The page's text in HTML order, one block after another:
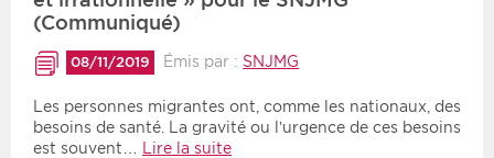
(Communiqué)
08/11/2019 Émis par : SNJMG
Les personnes migrantes ont, comme les nationaux, des
besoins de santé. La gravité ou l’urgence de ces besoins
est souvent…
Lire la suite